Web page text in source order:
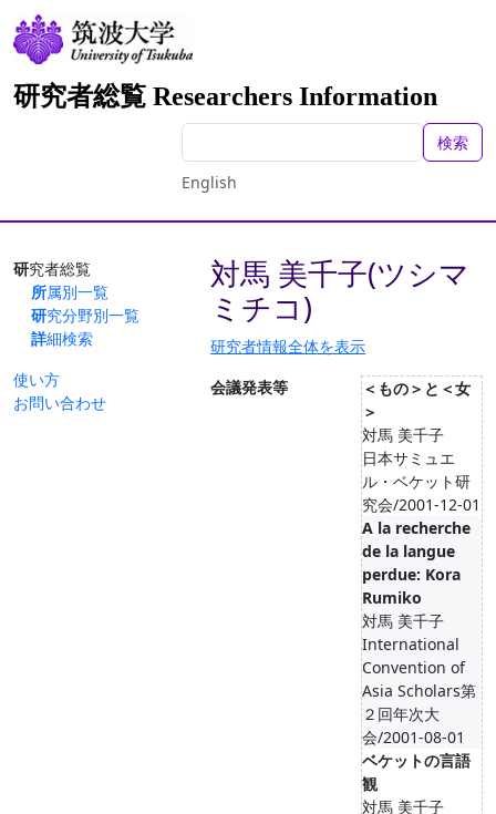
研究者総覧 Researchers Information
検索
English
研究者総覧
所属別一覧
研究分野別一覧
詳細検索
使い方
お問い合わせ
対馬 美千子(ツシマ
ミチコ)
研究者情報全体を表示
会議発表等
＜もの＞と＜女
＞
対馬 美千子
日本サミュエ
ル・ベケット研
究会/2001-12-01
A la recherche
de la langue
perdue: Kora
Rumiko
対馬 美千子
International
Convention of
Asia Scholars第
２回年次大
会/2001-08-01
ベケットの言語
観
対馬 美千子